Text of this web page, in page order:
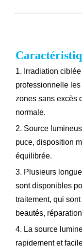
1. Irradiation
professionnelle
zones sans excès
normale.
2. Source
puce, disposition
équilibrée.
3. Plusieurs
sont disponibles
traitement, qui
beautés,
4. La source
rapidement et